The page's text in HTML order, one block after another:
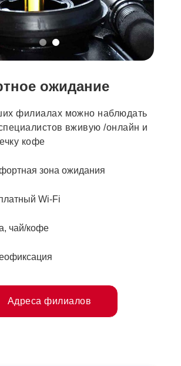
ожидание
филиалах можно наблюдать
вживую /онлайн и
кофе
зона ожидания
Wi-Fi
чай/кофе
Адреса филиалов